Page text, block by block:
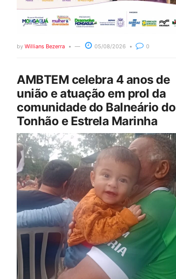
by Willians Bezerra 05/08/2026 0
AMBTEM celebra 4 anos de
união e atuação em prol da
comunidade do Balneário do
Tonhão e Estrela Marinha